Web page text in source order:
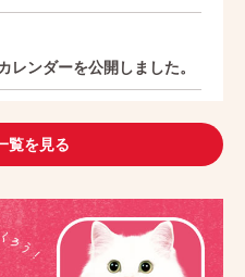
レンダーを公開しました。
覧を見る